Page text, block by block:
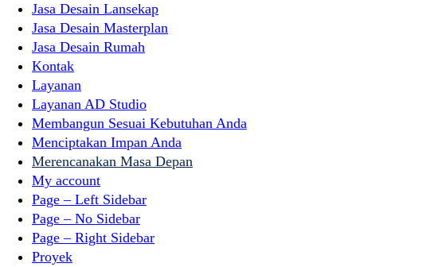
Jasa Desain Lansekap
Jasa Desain Masterplan
Jasa Desain Rumah
Kontak
Layanan
Layanan AD Studio
Membangun Sesuai Kebutuhan Anda
Menciptakan Impan Anda
Merencanakan Masa Depan
My account
Page – Left Sidebar
Page – No Sidebar
Page – Right Sidebar
Proyek